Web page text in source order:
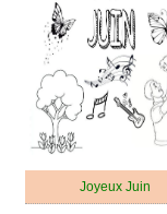
Joyeux Juin